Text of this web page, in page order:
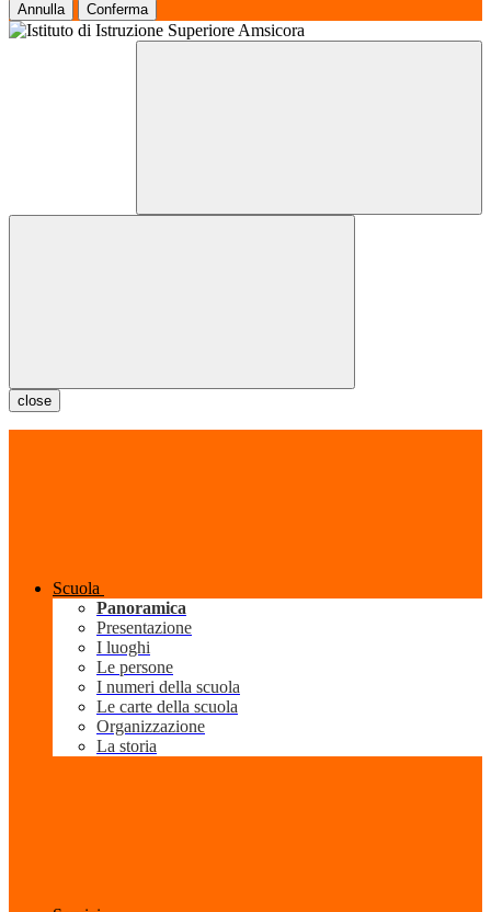
Annulla Conferma
close
Scuola
Panoramica
Presentazione
I luoghi
Le persone
I numeri della scuola
Le carte della scuola
Organizzazione
La storia